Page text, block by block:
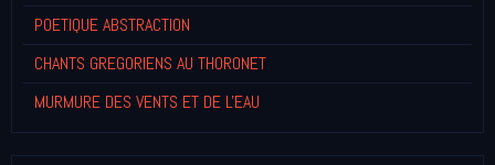
POETIQUE ABSTRACTION
CHANTS GREGORIENS AU THORONET
MURMURE DES VENTS ET DE L'EAU